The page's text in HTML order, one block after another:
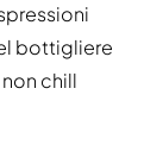
bottigliere
chill